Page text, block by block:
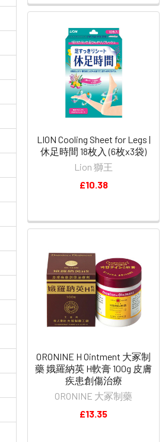
LION Cooling Sheet for Legs |
休足時間 18枚入 (6枚x3袋)
Lion 獅王
£10.38
ORONINE H Ointment 大冢制
藥 娥羅納英 H軟膏 100g 皮膚
疾患創傷治療
ORONINE 大冢制藥
£13.35